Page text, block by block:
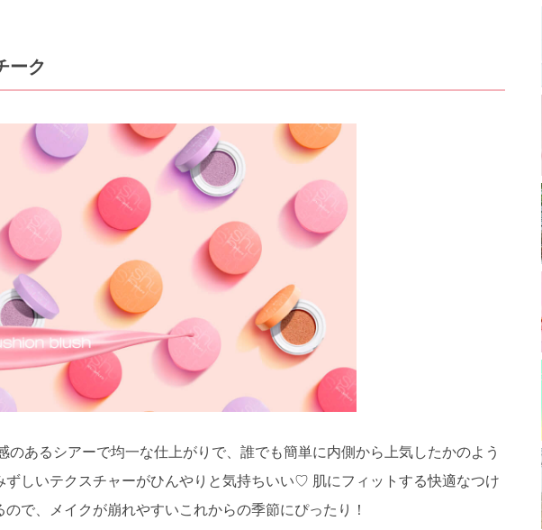
ーク
のあるシアーで均一な仕上がりで、誰でも簡単に内側から上気したかのよう
ずしいテクスチャーがひんやりと気持ちいい♡ 肌にフィットする快適なつけ
で、メイクが崩れやすいこれからの季節にぴったり！